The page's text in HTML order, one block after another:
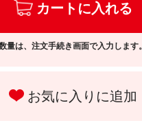
カートに入れる
量は、注文手続き画面で入力します。
お気に入りに追加